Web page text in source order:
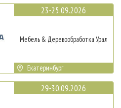
23-25.09.2026
Мебель & Деревообработка Урал
Екатеринбург
29-30.09.2026